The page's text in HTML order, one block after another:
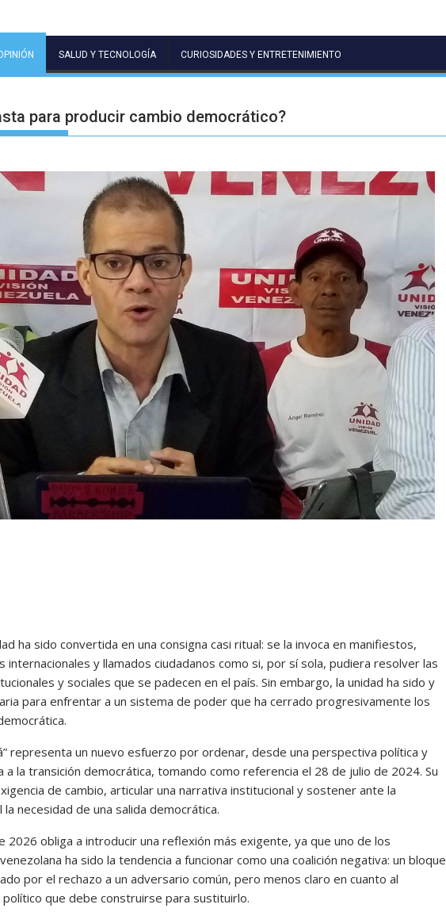
SALUD Y TECNOLOGÍA CURIOSIDADES Y ENTRETENIMIENTO
para producir cambio democrático?
ha sido convertida en una consigna casi ritual: se la invoca en manifiestos,
internacionales y llamados ciudadanos como si, por sí sola, pudiera resolver las
y sociales que se padecen en el país. Sin embargo, la unidad ha sido y
para enfrentar a un sistema de poder que ha cerrado progresivamente los
representa un nuevo esfuerzo por ordenar, desde una perspectiva política y
la transición democrática, tomando como referencia el 28 de julio de 2024. Su
de cambio, articular una narrativa institucional y sostener ante la
necesidad de una salida democrática.
2026 obliga a introducir una reflexión más exigente, ya que uno de los
ha sido la tendencia a funcionar como una coalición negativa: un bloque
por el rechazo a un adversario común, pero menos claro en cuanto al
que debe construirse para sustituirlo.